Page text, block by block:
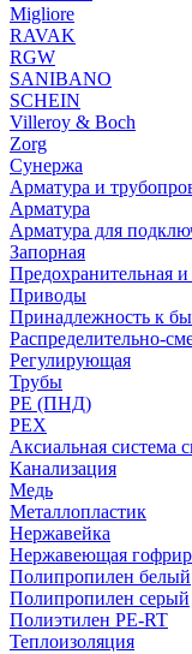
Migliore
RAVAK
RGW
SANIBANO
SCHEIN
Villeroy & Boch
Zorg
Сунержа
Арматура и
Арматура
Арматура для
Запорная
Предохранительная
Приводы
Принадлежность к
Распределительно-
Регулирующая
Трубы
PE (ПНД)
PEX
Аксиальная система
Канализация
Медь
Металлопластик
Нержавейка
Нержавеющая
Полипропилен белый
Полипропилен серый
Полиэтилен PE-RT
Теплоизоляция